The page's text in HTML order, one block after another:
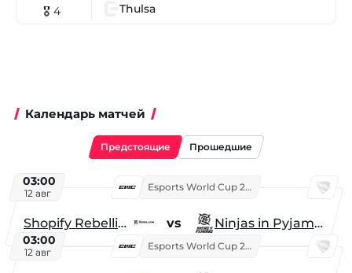
🎖 4 Thulsa
Календарь матчей
Предстоящие Прошедшие
03:00
12 авг
Esports World Cup 2026
Shopify Rebellion vs Ninjas in Pyjamas
03:00
12 авг
Esports World Cup 2026